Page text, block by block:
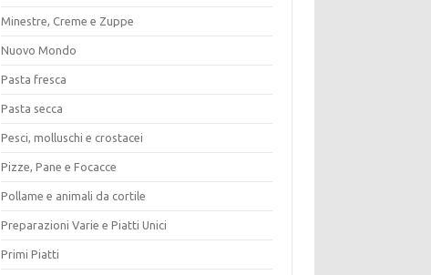
Minestre, Creme e Zuppe
Nuovo Mondo
Pasta fresca
Pasta secca
Pesci, molluschi e crostacei
Pizze, Pane e Focacce
Pollame e animali da cortile
Preparazioni Varie e Piatti Unici
Primi Piatti